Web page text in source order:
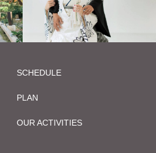
SCHEDULE
PLAN
OUR ACTIVITIES